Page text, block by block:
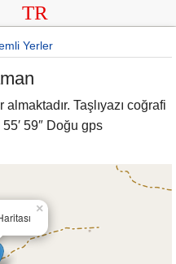
TR
Yerler
Taşlıyazı coğrafi
59″ Doğu gps
×